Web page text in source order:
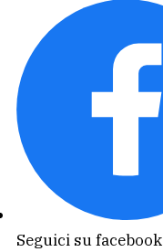
Seguici su facebook